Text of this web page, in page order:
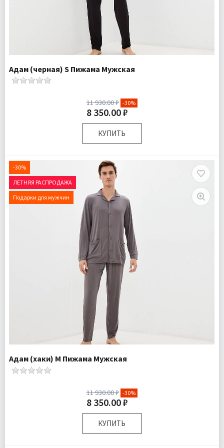
Адам (черная) S Пижама Мужская
11 930.00 ₽ -30%
8 350.00 ₽
КУПИТЬ
Ткань:
Трикотаж
Доставка:
Бесплатно
-30%
ЛЕТНЯЯ РАСПРОДАЖА
Подарки для мужчин
Адам (хаки) M Пижама Мужская
11 930.00 ₽ -30%
8 350.00 ₽
КУПИТЬ